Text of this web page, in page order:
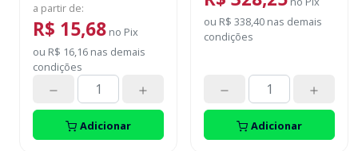
a partir de:
R$ 15,68 no Pix
ou R$ 16,16 nas demais
condições
Adicionar
ou R$ 338,40 nas demais
condições
Adicionar